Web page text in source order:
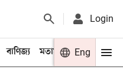
Login
বাণিজ্য মতামত খেলা
Eng